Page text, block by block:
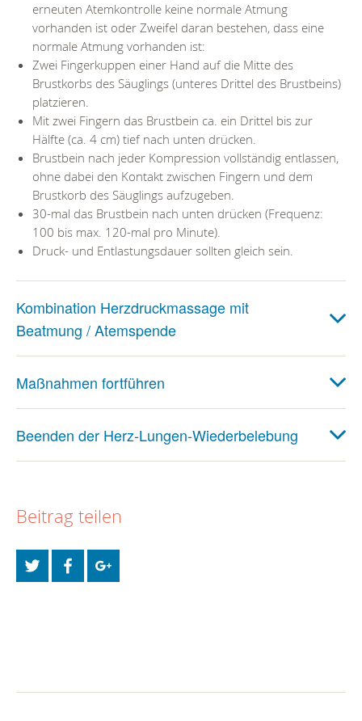
erneuten Atemkontrolle keine normale Atmung
vorhanden ist oder Zweifel daran bestehen, dass eine
normale Atmung vorhanden ist:
Zwei Fingerkuppen einer Hand auf die Mitte des
Brustkorbs des Säuglings (unteres Drittel des Brustbeins)
platzieren.
Mit zwei Fingern das Brustbein ca. ein Drittel bis zur
Hälfte (ca. 4 cm) tief nach unten drücken.
Brustbein nach jeder Kompression vollständig entlassen,
ohne dabei den Kontakt zwischen Fingern und dem
Brustkorb des Säuglings aufzugeben.
30-mal das Brustbein nach unten drücken (Frequenz:
100 bis max. 120-mal pro Minute).
Druck- und Entlastungsdauer sollten gleich sein.
Kombination Herzdruckmassage mit
Beatmung / Atemspende
Maßnahmen fortführen
Beenden der Herz-Lungen-Wiederbelebung
Beitrag teilen